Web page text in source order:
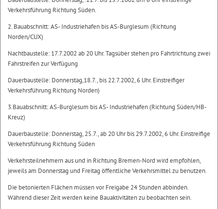
Verkehrsführung Richtung Süden.
2. Bauabschnitt: AS- Industriehafen bis AS-Burglesum (Richtung
Norden/CUX)
Nachtbaustelle: 17.7.2002 ab 20 Uhr. Tagsüber stehen pro Fahrtrichtung zwei
Fahrstreifen zur Verfügung
Dauerbaustelle: Donnerstag,18.7., bis 22.7.2002, 6 Uhr. Einstreifiger
Verkehrsführung Richtung Norden)
3.Bauabschnitt: AS-Burglesum bis AS- Industriehafen (Richtung Süden/HB-
Kreuz)
Dauerbaustelle: Donnerstag, 25.7., ab 20 Uhr bis 29.7.2002, 6 Uhr. Einstreifige
Verkehrsführung Richtung Süden
Verkehrsteilnehmern aus und in Richtung Bremen-Nord wird empfohlen,
jeweils am Donnerstag und Freitag öffentliche Verkehrsmittel zu benutzen.
Die betonierten Flächen müssen vor Freigabe 24 Stunden abbinden.
Während dieser Zeit werden keine Bauaktivitäten zu beobachten sein.